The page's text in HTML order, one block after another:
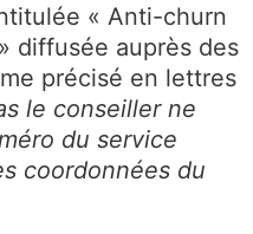
« Anti-churn
diffusée auprès des
précisé en lettres
le conseiller ne
du service
coordonnées du